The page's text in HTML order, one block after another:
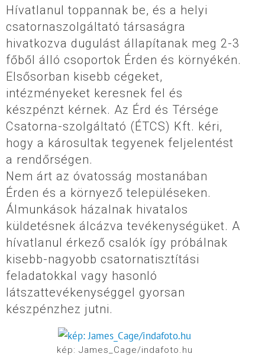
Hívatlanul toppannak be, és a helyi
csatornaszolgáltató társaságra
hivatkozva dugulást állapítanak meg 2-3
főből álló csoportok Érden és környékén.
Elsősorban kisebb cégeket,
intézményeket keresnek fel és
készpénzt kérnek. Az Érd és Térsége
Csatorna-szolgáltató (ÉTCS) Kft. kéri,
hogy a károsultak tegyenek feljelentést
a rendőrségen.
Nem árt az óvatosság mostanában
Érden és a környező településeken.
Álmunkások házalnak hivatalos
küldetésnek álcázva tevékenységüket. A
hívatlanul érkező csalók így próbálnak
kisebb-nagyobb csatornatisztítási
feladatokkal vagy hasonló
látszattevékenységgel gyorsan
készpénzhez jutni.
kép: James_Cage/indafoto.hu